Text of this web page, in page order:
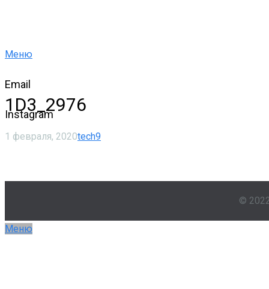
Меню
Email
Instagram
1D3_2976
1 февраля, 2020tech9
©
Меню